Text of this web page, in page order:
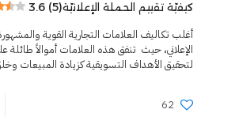
كيفيّة تقييم الحملة الإعلانيّة3.6 (5)
أغلب تكاليف العلامات التجارية القوية
الإعلاني، حيث تنفق هذه العلامات أموالاً طائلة
لتحقيق الأهداف التسويقية كزيادة المبيعات
62